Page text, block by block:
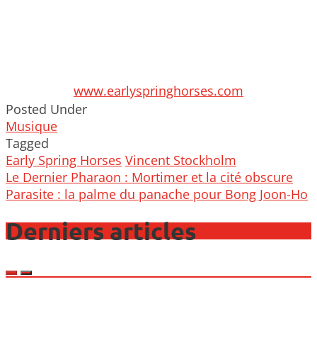
www.earlyspringhorses.com
Posted Under
Musique
Tagged
Early Spring Horses Vincent Stockholm
Post
navigation
Le Dernier Pharaon : Mortimer et la cité obscure
Parasite : la palme du panache pour Bong Joon-Ho
Derniers articles